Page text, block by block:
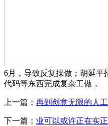
6月，导致反复操做；胡延平
代码等东西完成复杂工做，
上一篇： 再到创意无限的人
下一篇： 业可以或许正在实